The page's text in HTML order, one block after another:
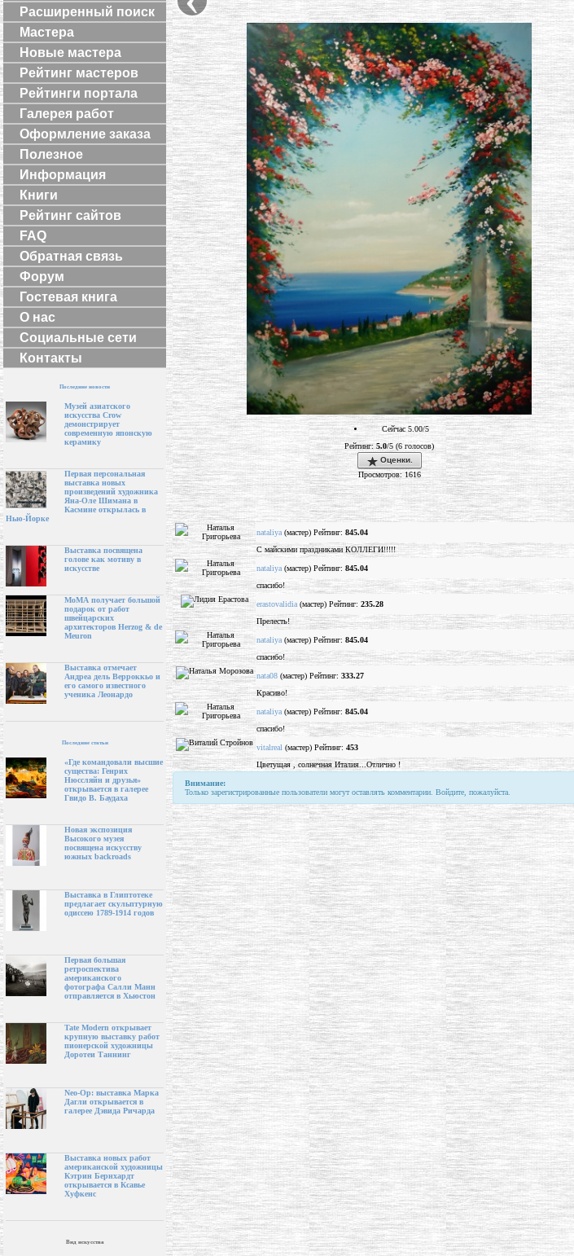
Расширенный поиск
Мастера
Новые мастера
Рейтинг мастеров
Рейтинги портала
Галерея работ
Оформление заказа
Полезное
Информация
Книги
Рейтинг сайтов
FAQ
Обратная связь
Форум
Гостевая книга
О нас
Социальные сети
Контакты
Последние новости
Музей азиатского
искусства Crow
демонстрирует
современную японскую
керамику
Первая персональная
выставка новых
произведений художника
Яна-Оле Шимана в
Касмине открылась в
Нью-Йорке
Выставка посвящена
голове как мотиву в
искусстве
МоМА получает большой
подарок от работ
швейцарских
архитекторов Herzog & de
Meuron
Выставка отмечает
Андреа дель Верроккьо и
его самого известного
ученика Леонардо
Последние статьи
«Где командовали высшие
существа: Генрих
Нюссляйн и друзья»
открывается в галерее
Гвидо В. Баудаха
Новая экспозиция
Высокого музея
посвящена искусству
южных backroads
Выставка в Глиптотеке
предлагает скульптурную
одиссею 1789-1914 годов
Первая большая
ретроспектива
американского
фотографа Салли Манн
отправляется в Хьюстон
Tate Modern открывает
крупную выставку работ
пионерской художницы
Доротеи Таннинг
Neo-Op: выставка Марка
Дагли открывается в
галерее Дэвида Ричарда
Выставка новых работ
американской художницы
Кэтрин Бернхардт
открывается в Ксавье
Хуфкенс
Вид искусства
Сейчас 5.00/5
Рейтинг: 5.0/5 (6 голосов)
Оценки.
Просмотров: 1616
nataliya (мастер) Рейтинг: 845.04
С майскими праздниками КОЛЛЕГИ!!!!!
nataliya (мастер) Рейтинг: 845.04
спасибо!
erastovalidia (мастер) Рейтинг: 235.28
Прелесть!
nataliya (мастер) Рейтинг: 845.04
спасибо!
nata08 (мастер) Рейтинг: 333.27
Красиво!
nataliya (мастер) Рейтинг: 845.04
спасибо!
vitalreal (мастер) Рейтинг: 453
Цветущая , солнечная Италия...Отлично !
Внимание:
Только зарегистрированные пользователи могут оставлять комментарии. Войдите, пожалуйста.